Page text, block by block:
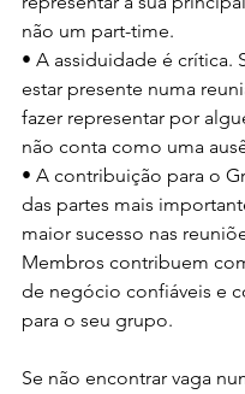
não um part-time.
• A assiduidade é crítica.
estar presente numa
fazer representar por
não conta como uma
• A contribuição para o
das partes mais
maior sucesso nas
Membros contribuem
de negócio confiáveis e
para o seu grupo.
Se não encontrar vaga